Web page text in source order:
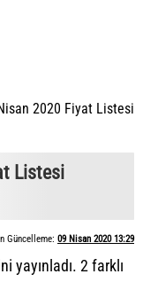
2020 Fiyat Listesi
Listesi
Güncelleme: 09 Nisan 2020 13:29
yayınladı. 2 farklı